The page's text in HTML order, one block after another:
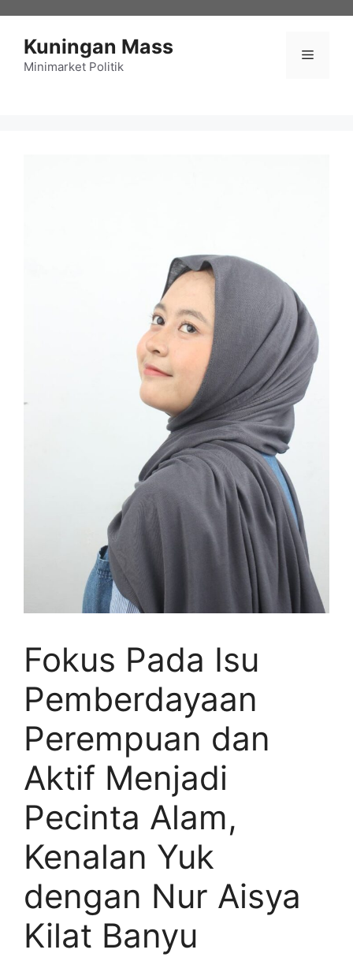
Kuningan Mass
Minimarket Politik
Menu
Fokus Pada Isu
Pemberdayaan
Perempuan dan
Aktif Menjadi
Pecinta Alam,
Kenalan Yuk
dengan Nur Aisya
Kilat Banyu